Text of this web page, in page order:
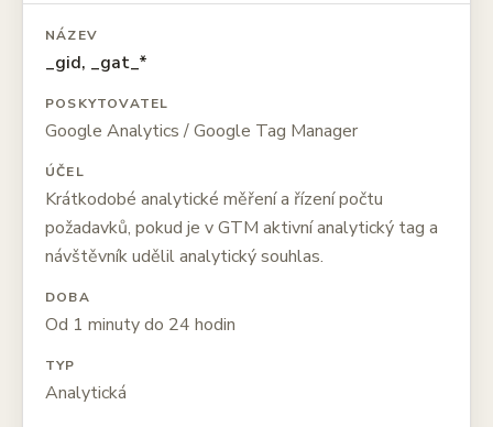
NÁZEV
_gid, _gat_*
POSKYTOVATEL
Google Analytics / Google Tag Manager
ÚČEL
Krátkodobé analytické měření a řízení počtu
požadavků, pokud je v GTM aktivní analytický tag a
návštěvník udělil analytický souhlas.
DOBA
Od 1 minuty do 24 hodin
TYP
Analytická